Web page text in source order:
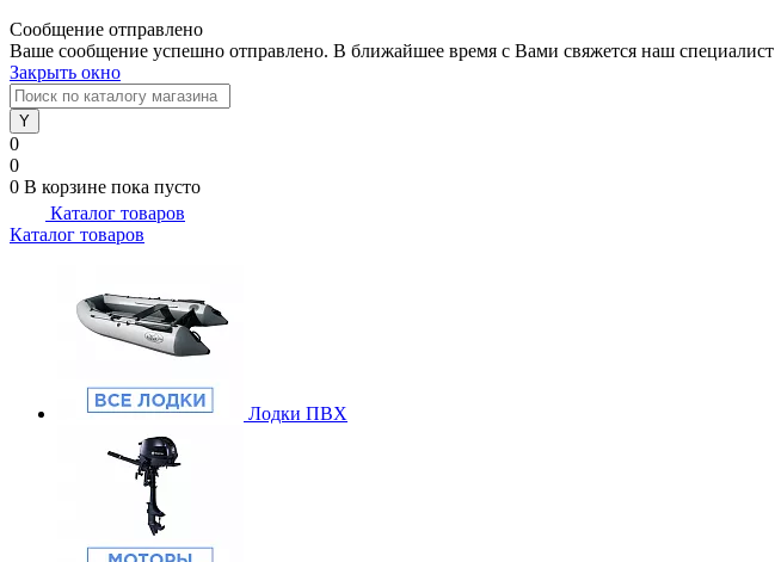
Сообщение отправлено
Ваше сообщение успешно отправлено. В ближайшее время с Вами свяжется наш специалист
Закрыть окно
0
0
0 В корзине пока пусто
Каталог товаров
Каталог товаров
Лодки ПВХ